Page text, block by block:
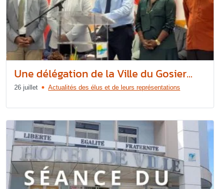
Une délégation de la Ville du Gosier...
26 juillet Actualités des élus et de leurs représentations